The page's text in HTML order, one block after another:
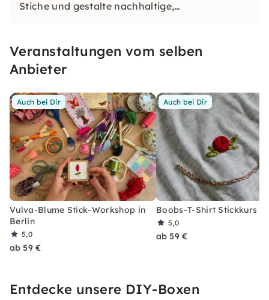
Stiche und gestalte nachhaltige,
Technik, Selbstausdruck und Nachhaltigkeit
vereint.
Veranstaltungen vom selben
Anbieter
Auch bei Dir
Vulva-Blume Stick-Workshop in
Berlin
5,0
ab 59 €
Auch bei Dir
Boobs-T-Shirt Stickkurs
5,0
ab 59 €
Entdecke unsere DIY-Boxen